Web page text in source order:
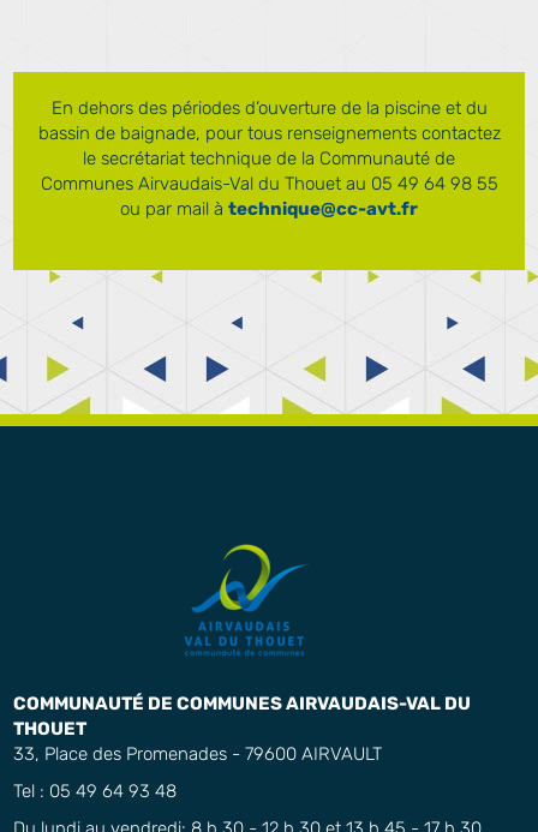
En dehors des périodes d’ouverture de la piscine et du
bassin de baignade, pour tous renseignements contactez
le secrétariat technique de la Communauté de
Communes Airvaudais-Val du Thouet au 05 49 64 98 55
ou par mail à technique@cc-avt.fr
COMMUNAUTÉ DE COMMUNES AIRVAUDAIS-VAL DU
THOUET
33, Place des Promenades - 79600 AIRVAULT
Tel : 05 49 64 93 48